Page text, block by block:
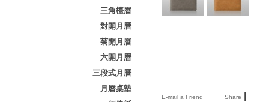
三角檯曆
對開月曆
菊開月曆
六開月曆
三段式月曆
月曆桌墊
E-mail a Friend Share